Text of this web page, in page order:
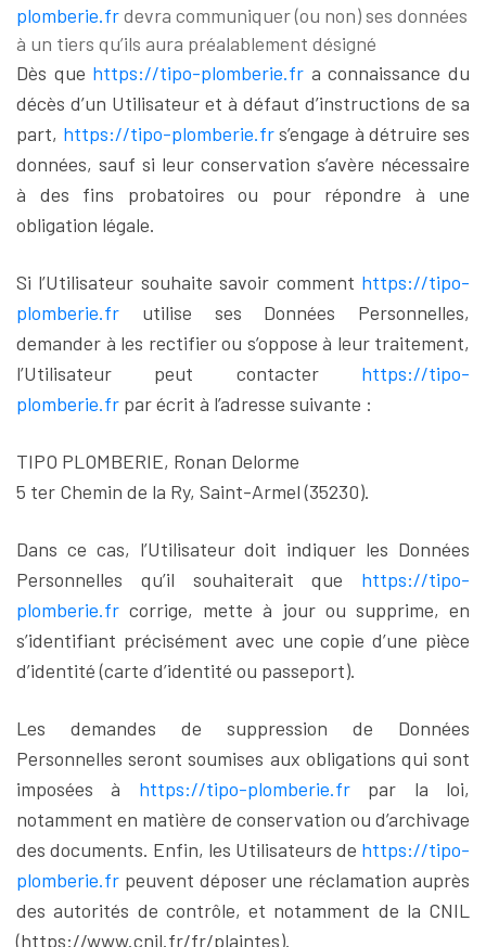
plomberie.frdevra communiquer (ou non) ses données
à un tiers qu’ils aura préalablement désigné
Dès que https://tipo-plomberie.fr a connaissance du
décès d’un Utilisateur et à défaut d’instructions de sa
part, https://tipo-plomberie.fr s’engage à détruire ses
données, sauf si leur conservation s’avère nécessaire
à des fins probatoires ou pour répondre à une
obligation légale.
Si l’Utilisateur souhaite savoir comment https://tipo-
plomberie.fr
utilise ses Données Personnelles,
demander à les rectifier ou s’oppose à leur traitement,
l’Utilisateur peut contacter
https://tipo-
plomberie.fr par écrit à l’adresse suivante :
TIPO PLOMBERIE, Ronan Delorme
5 ter Chemin de la Ry, Saint-Armel (35230).
Dans ce cas, l’Utilisateur doit indiquer les Données
Personnelles qu’il souhaiterait que
https://tipo-
plomberie.fr corrige, mette à jour ou supprime, en
s’identifiant précisément avec une copie d’une pièce
d’identité (carte d’identité ou passeport).
Les demandes de suppression de Données
Personnelles seront soumises aux obligations qui sont
imposées à
https://tipo-plomberie.fr
par la loi,
notamment en matière de conservation ou d’archivage
des documents. Enfin, les Utilisateurs de https://tipo-
plomberie.fr peuvent déposer une réclamation auprès
des autorités de contrôle, et notamment de la CNIL
(https://www.cnil.fr/fr/plaintes).